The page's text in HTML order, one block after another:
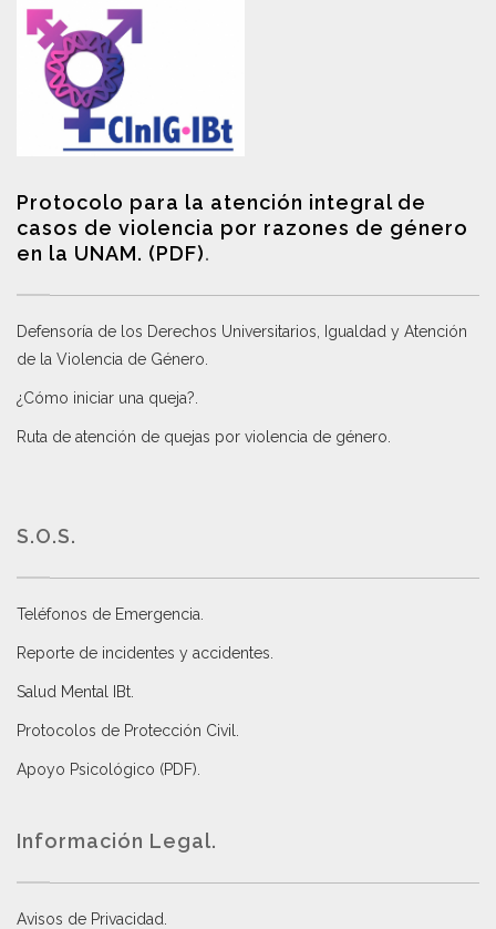
Protocolo para la atención integral de
casos de violencia por razones de género
en la UNAM. (PDF).
Defensoría de los Derechos Universitarios, Igualdad y Atención
de la Violencia de Género
¿Cómo iniciar una queja?
Ruta de atención de quejas por violencia de género
S.O.S.
Teléfonos de Emergencia.
Reporte de incidentes y accidentes
Salud Mental IBt
Protocolos de Protección Civil
Apoyo Psicológico (PDF)
Información Legal.
Avisos de Privacidad